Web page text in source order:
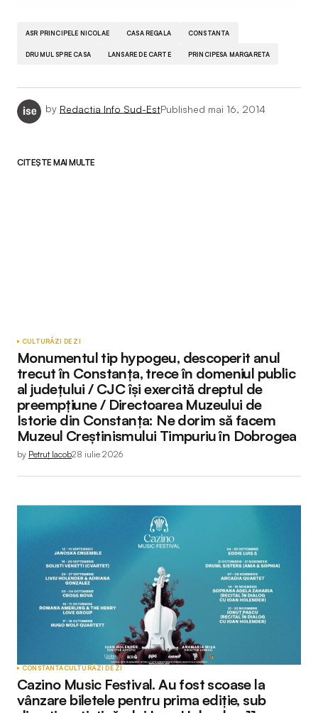
ASR PRINCIPELE NICOLAE CASA REGALA CONSTANTA
DRUMUL SPRE CASA LANSARE DE CARTE PRINCIPESA MARGARETA
by Redactia Info Sud-EstPublished mai 16, 2014
CITEȘTE MAI MULTE
CULTURĂZI DE ZI
Monumentul tip hypogeu, descoperit anul
trecut în Constanța, trece în domeniul public
al județului / CJC își exercită dreptul de
preempțiune / Directoarea Muzeului de
Istorie din Constanța: Ne dorim să facem
Muzeul Creștinismului Timpuriu în Dobrogea
by Petruț Iacob28 iulie 2026
CONSTANTACULTURĂZI DE ZI
Cazino Music Festival. Au fost scoase la
vânzare biletele pentru prima ediție, sub